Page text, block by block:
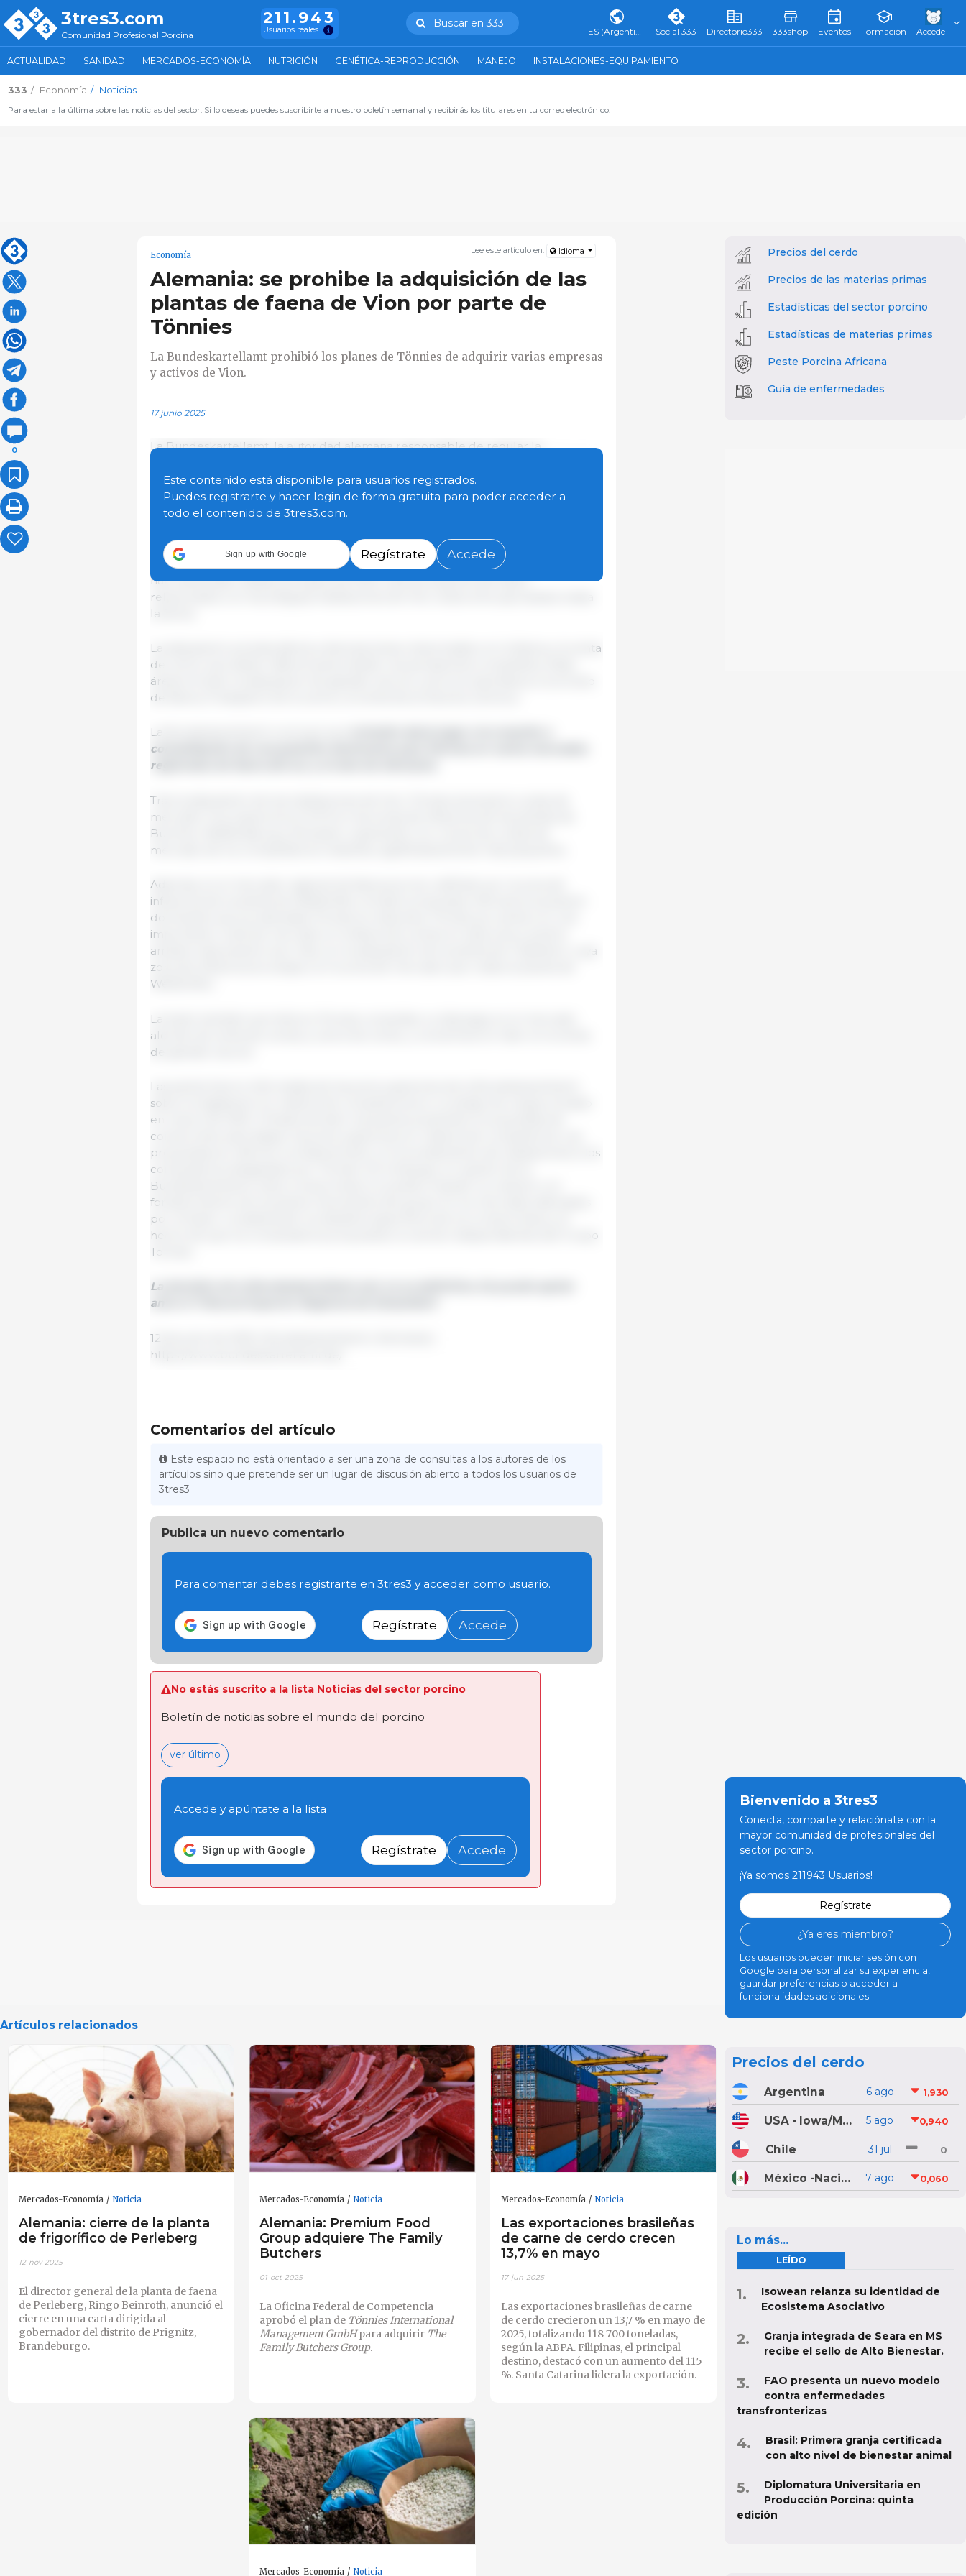
3tres3.com
Comunidad Profesional Porcina
211.943
Usuarios reales
Buscar en 333
ES (Argentina) Social 333 Directorio333 333shop Eventos Formación Accede
ACTUALIDAD SANIDAD MERCADOS-ECONOMÍA NUTRICIÓN GENÉTICA-REPRODUCCIÓN MANEJO INSTALACIONES-EQUIPAMIENTO
333 Economía Noticias
Para estar a la última sobre las noticias del sector. Si lo deseas puedes suscribirte a nuestro boletín semanal y recibirás los titulares en tu correo electrónico.
0
Lee este artículo en: Idioma
Economía
Alemania: se prohibe la adquisición de las
plantas de faena de Vion por parte de
Tönnies
La Bundeskartellamt prohibió los planes de Tönnies de adquirir varias empresas
y activos de Vion.
17 junio 2025
La Bundeskartellamt, la autoridad alemana responsable de regular la
de adquirir varias empresas y activos de Vion GmbH y Vion Beef B.V., en particular
las plantas de faena de Buchloe, Crailsheim y Waldkraiburg.
actividades comerciales en Alemania y vender sus instalaciones ubicadas en
dicho país. Durante este proceso, la Bundeskartellamt y la Comisión Europea
han examinado, desde principios de 2024, varios proyectos de fusión
relacionados con las antiguas instalaciones de Vion, todos ellos aprobados hasta
la fecha.
La adquisición prevista afecta a diversas áreas relacionadas con la faena y la venta
de carne, que deben diferenciarse desde una perspectiva competitiva. Estas
áreas incluyen la adquisición de ganado vacuno y porcino para faena, el proceso
de faena, el despiece de la carne y la venta de productos cárnicos.
La Bundeskartellamt concluyó que
consolidación de una posición dominante para Tönnies en varios mercados
regionales de faena del sur y el este de Alemania
Tras la adquisición de las instalaciones de Vion, Tönnies alcanzaría cuotas de
mercado muy superiores al 40 % en las zonas de influencia de las plantas de
Buchloe, Waldkraiburg y Kempten, superando con creces las cuotas de
mercado de los competidores restantes, significativamente más pequeños.
Además, en el mercado regional de faena porcino, definido por la zona de
influencia de la planta de Weißenfels, la fusión propuesta reforzaría la posición
dominante que ya ostentaba Tönnies en esta área. Tönnies ya cuenta con una
importante cuota de mercado en la faena de cerdos en esta zona y podría
ampliar esta posición aún más con la adquisición de la planta de Crailsheim, cuya
zona de influencia se solapa con la zona de mercado que rodea la planta de
Weißenfels.
La fusión también permitiría a Tönnies consolidar su liderazgo en el mercado
alemán de venta de cerdos y carne de cerdo, y convertirse en líder en la venta
de ganado vacuno.
Las partes fueron informadas de las preocupaciones de la Bundeskartellamt
sobre la legislación en materia de competencia en un pliego de cargos enviado
en marzo de 2025. A finales de abril, las partes presentaron propuestas de
compromiso para disipar las preocupaciones en materia de competencia. Las
propuestas se referían a la desinversión y el arrendamiento de instalaciones a los
compradores designados por Tönnies. Sin embargo, en opinión de la
Bundeskartellamt, estos compromisos no podían impedir la creación o el
fortalecimiento de la posición dominante del grupo en los mercados afectados
por la fusión, considerando los detalles específicos de los compromisos y el
hecho de que los compradores propuestos no serían independientes del Grupo
Tönnies.
La decisión de la Bundeskartellamt aún no es definitiva. Se puede apelar
ante el Tribunal Superior Regional de Düsseldorf
12 de junio de 2025 | Bundeskartellamt | Alemania |
https://www.bundeskartellamt.de/
Este contenido está disponible para usuarios registrados.
Puedes registrarte y hacer login de forma gratuita para poder acceder a
todo el contenido de 3tres3.com.
Sign up with Google Regístrate Accede
Comentarios del artículo
Este espacio no está orientado a ser una zona de consultas a los autores de los
artículos sino que pretende ser un lugar de discusión abierto a todos los usuarios de
3tres3
Publica un nuevo comentario
Para comentar debes registrarte en 3tres3 y acceder como usuario.
Regístrate Accede
No estás suscrito a la lista Noticias del sector porcino
Boletín de noticias sobre el mundo del porcino
ver último
Accede y apúntate a la lista
Regístrate Accede
Artículos relacionados
Mercados-Economía Noticia
Alemania: cierre de la planta
de frigorífico de Perleberg
12-nov-2025
El director general de la planta de faena
de Perleberg, Ringo Beinroth, anunció el
cierre en una carta dirigida al
gobernador del distrito de Prignitz,
Brandeburgo.
Mercados-Economía Noticia
Alemania: Premium Food
Group adquiere The Family
Butchers
01-oct-2025
La Oficina Federal de Competencia
aprobó el plan de Tönnies International
Management GmbHpara adquirir The
Family Butchers Group.
Mercados-Economía Noticia
Las exportaciones brasileñas
de carne de cerdo crecen
13,7% en mayo
17-jun-2025
Las exportaciones brasileñas de carne
de cerdo crecieron un 13,7 % en mayo de
2025, totalizando 118 700 toneladas,
según la ABPA. Filipinas, el principal
destino, destacó con un aumento del 115
%. Santa Catarina lidera la exportación.
Mercados-Economía Noticia
Precios del cerdo
Precios de las materias primas
Estadísticas del sector porcino
Estadísticas de materias primas
Peste Porcina Africana
Guía de enfermedades
Bienvenido a 3tres3
Conecta, comparte y relaciónate con la
mayor comunidad de profesionales del
sector porcino.
¡Ya somos 211943 Usuarios!
Regístrate
¿Ya eres miembro?
Los usuarios pueden iniciar sesión con
Google para personalizar su experiencia,
guardar preferencias o acceder a
funcionalidades adicionales
Precios del cerdo
Argentina 6 ago 1,930
USA - Iowa/Minnesota 5 ago 0,940
Chile 31 jul 0
México -Nacional 7 ago 0,060
Lo más...
LEÍDO
Isowean relanza su identidad de
Ecosistema Asociativo
Granja integrada de Seara en MS
recibe el sello de Alto Bienestar.
FAO presenta un nuevo modelo
contra enfermedades
transfronterizas
Brasil: Primera granja certificada
con alto nivel de bienestar animal
Diplomatura Universitaria en
Producción Porcina: quinta
edición